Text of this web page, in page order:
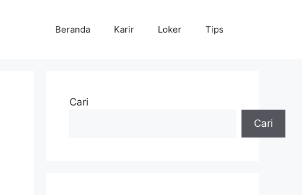
Beranda Karir Loker Tips
Cari
Cari